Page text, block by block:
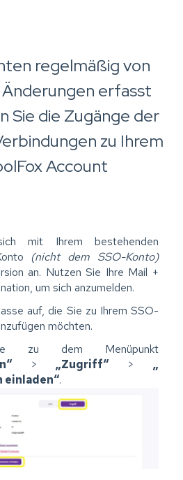
regelmäßig von
erfasst
Sie die Zugänge der
zu Ihrem
Account
mit Ihrem bestehenden
(nicht dem SSO-Konto)
an. Nutzen Sie Ihre Mail +
um sich anzumelden.
auf, die Sie zu Ihrem SSO-
möchten.
zu dem Menüpunkt
>„Zugriff“ > „
einladen“.